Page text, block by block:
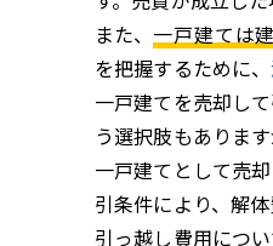
また、 一戸建ては
を把握するために、
一戸建てを売却し
う選択肢もありま
一戸建てとして売
引条件により、解
引っ越し費用につ